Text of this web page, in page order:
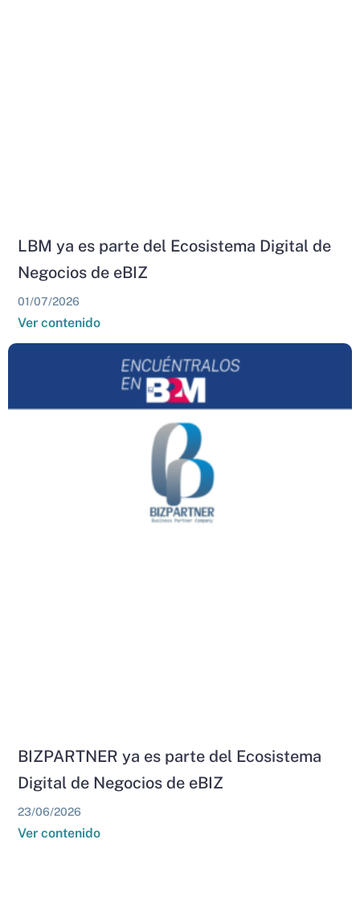
LBM ya es parte del Ecosistema Digital de
Negocios de eBIZ
01/07/2026
Ver contenido
BIZPARTNER ya es parte del Ecosistema
Digital de Negocios de eBIZ
23/06/2026
Ver contenido